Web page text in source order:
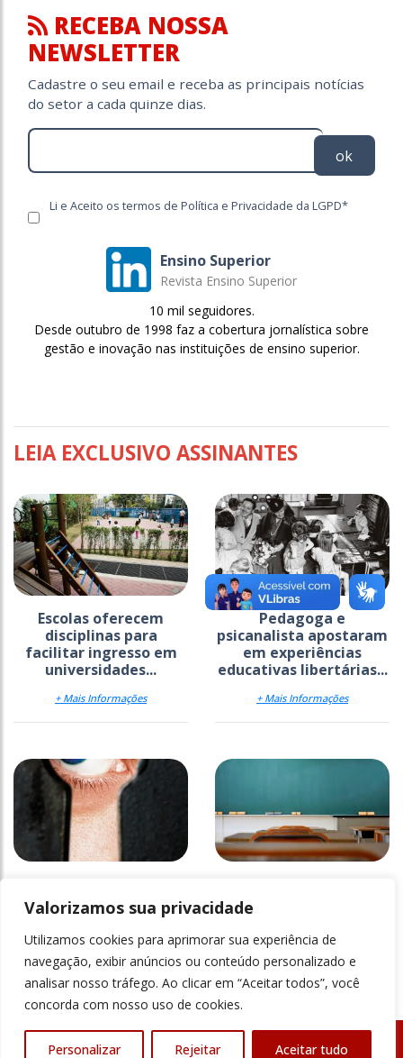
Valorizamos sua privacidade
Utilizamos cookies para aprimorar sua experiência de
navegação, exibir anúncios ou conteúdo personalizado e
analisar nosso tráfego. Ao clicar em “Aceitar todos”, você
concorda com nosso uso de cookies.
Personalizar Rejeitar Aceitar tudo
RECEBA NOSSA
NEWSLETTER
Cadastre o seu email e receba as principais notícias
do setor a cada quinze dias.
ok
Li e Aceito os termos de Política e Privacidade da LGPD*
Ensino Superior
Revista Ensino Superior
10 mil seguidores.
Desde outubro de 1998 faz a cobertura jornalística sobre
gestão e inovação nas instituições de ensino superior.
LEIA EXCLUSIVO ASSINANTES
Escolas oferecem
disciplinas para
facilitar ingresso em
universidades...
+ Mais Informações
Pedagoga e
psicanalista apostaram
em experiências
educativas libertárias...
+ Mais Informações
de influência do inglês?
+ Mais Informações + Mais Informações